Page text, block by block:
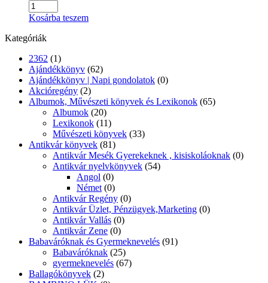
Kosárba teszem
Kategóriák
2362 (1)
Ajándékkönyv (62)
Ajándékkönyv | Napi gondolatok (0)
Akcióregény (2)
Albumok, Művészeti könyvek és Lexikonok (65)
Albumok (20)
Lexikonok (11)
Művészeti könyvek (33)
Antikvár könyvek (81)
Antikvár Mesék Gyerekeknek , kisiskoláoknak (0)
Antikvár nyelvkönyvek (54)
Angol (0)
Német (0)
Antikvár Regény (0)
Antikvár Üzlet, Pénzügyek,Marketing (0)
Antikvár Vallás (0)
Antikvár Zene (0)
Babaváróknak és Gyermeknevelés (91)
Babaváróknak (25)
gyermeknevelés (67)
Ballagókönyvek (2)